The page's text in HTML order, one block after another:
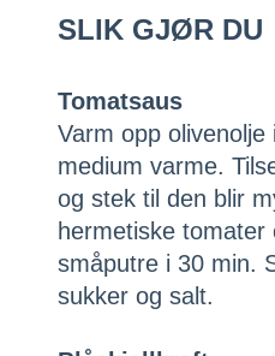
SLIK GJØR DU
Tomatsaus
Varm opp olivenolje
medium varme.
og stek til den blir
hermetiske tomater
småputre i 30 min.
sukker og salt.